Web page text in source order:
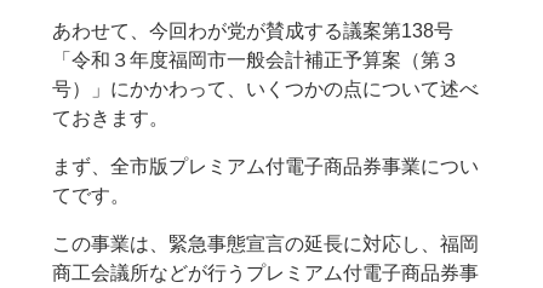
あわせて、今回わが党が賛成する議案第138号
「令和３年度福岡市一般会計補正予算案（第３
号）」にかかわって、いくつかの点について述べ
ておきます。
まず、全市版プレミアム付電子商品券事業につい
てです。
この事業は、緊急事態宣言の延長に対応し、福岡
商工会議所などが行うプレミアム付電子商品券事